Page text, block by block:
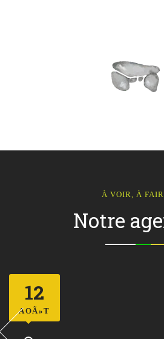
À VOIR, À
Notre
12
AOÃ»T